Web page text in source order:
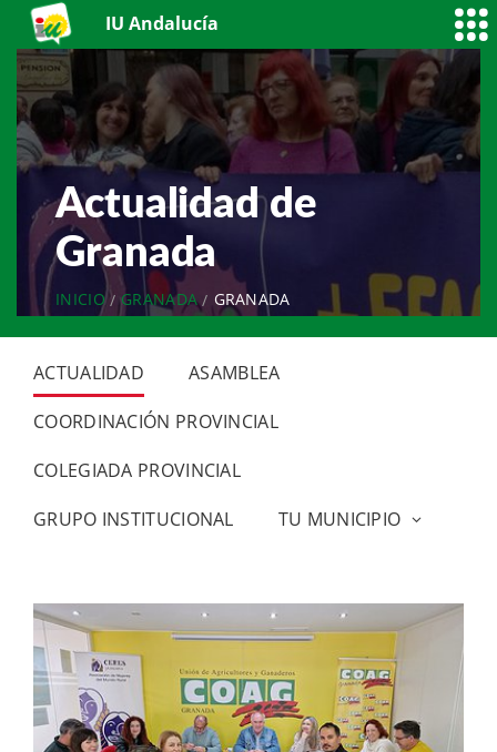
IU Andalucía
Actualidad de
Granada
INICIO GRANADA GRANADA
ACTUALIDAD
ASAMBLEA
COORDINACIÓN PROVINCIAL
COLEGIADA PROVINCIAL
GRUPO INSTITUCIONAL
TU MUNICIPIO